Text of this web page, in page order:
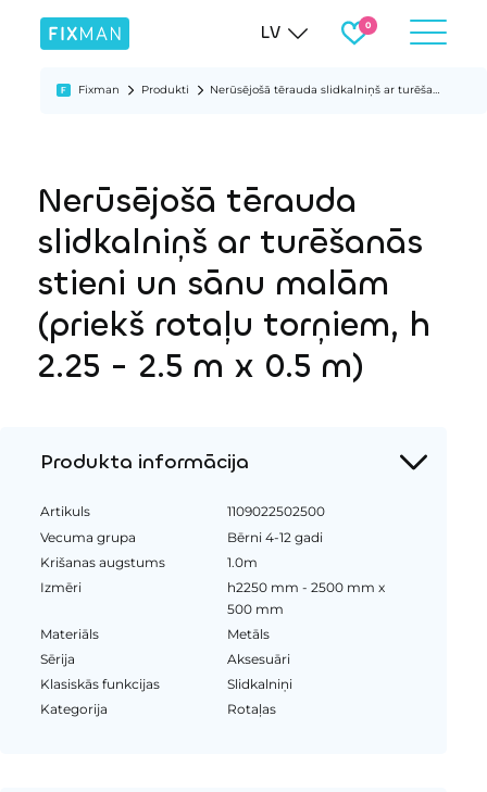
LV
Fixman Produkti Nerūsējošā tērauda slidkalniņš ar turēšanās stieni un sānu malām (priekš rotaļu torņiem, h 2.25 - 2.5 m x 0.5 m)
Nerūsējošā tērauda
slidkalniņš ar turēšanās
stieni un sānu malām
(priekš rotaļu torņiem, h
2.25 - 2.5 m x 0.5 m)
Produkta informācija
Artikuls
1109022502500
Vecuma grupa
Bērni 4-12 gadi
Krišanas augstums
1.0m
Izmēri
h2250 mm - 2500 mm x
500 mm
Materiāls
Metāls
Sērija
Aksesuāri
Klasiskās funkcijas
Slidkalniņi
Kategorija
Rotaļas